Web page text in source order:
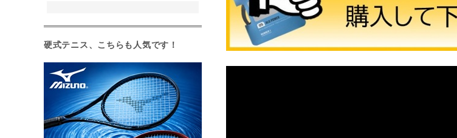
硬式テニス、こちらも人気です！